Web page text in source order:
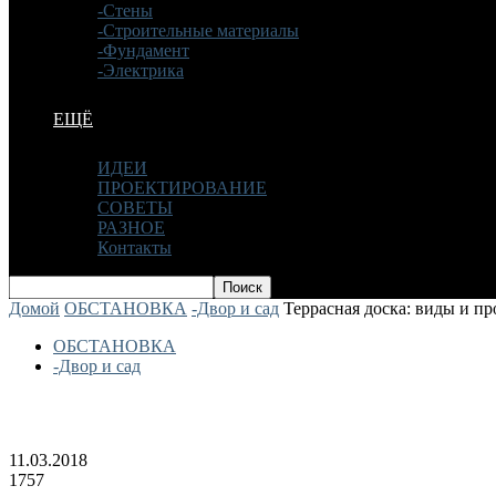
-Стены
-Строительные материалы
-Фундамент
-Электрика
ЕЩЁ
ИДЕИ
ПРОЕКТИРОВАНИЕ
СОВЕТЫ
РАЗНОЕ
Контакты
Домой ОБСТАНОВКА -Двор и сад Террасная доска: виды и
ОБСТАНОВКА
-Двор и сад
11.03.2018
1757